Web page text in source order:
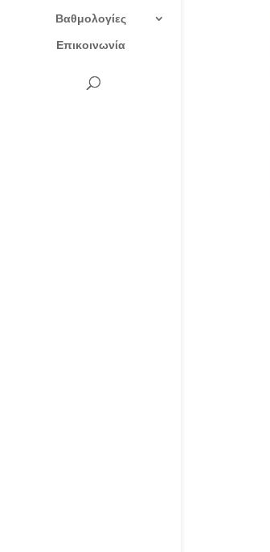
Βαθμολογίες
Επικοινωνία